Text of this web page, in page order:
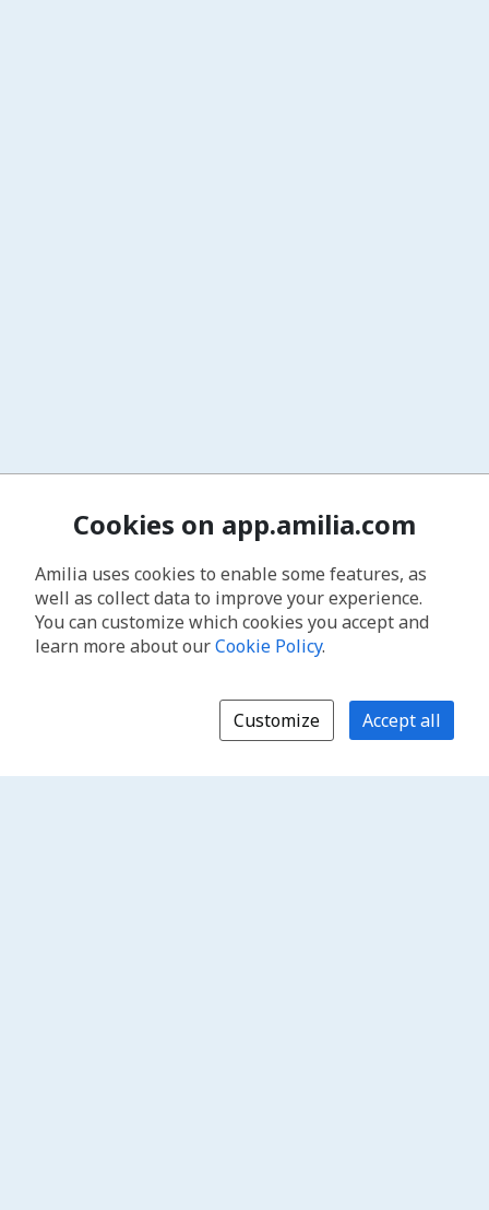
Cookies on app.amilia.com
Amilia uses cookies to enable some features, as
well as collect data to improve your experience.
You can customize which cookies you accept and
learn more about ourCookie Policy.
Customize Accept all